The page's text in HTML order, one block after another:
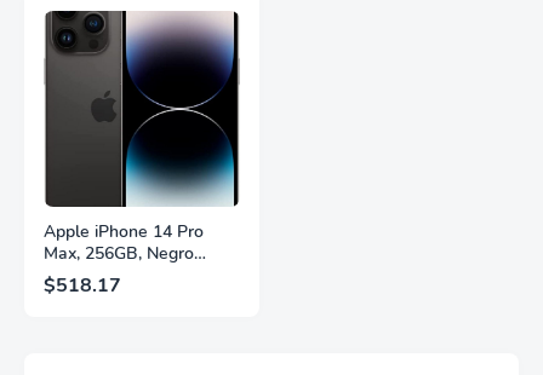
Panel IPS, AMD
FreeSync™ Premium,
Ecualizador Negro,
Cambio Automático de
Fuente,
LS27FG532ENXZA
Apple iPhone 14 Pro
Max, 256GB, Negro
Espacial - Desbloqueado
(Renovado)
$518.17